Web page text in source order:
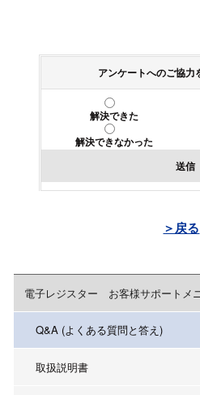
アンケートへのご協力
解決できた
解決できなかった
送信
＞戻る
電子レジスター お客様サポートメ
Q&A (よくある質問と答え)
取扱説明書